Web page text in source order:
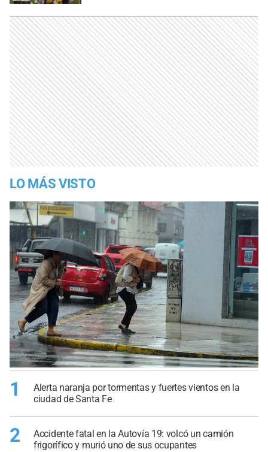
LO MÁS VISTO
1
Alerta naranja por tormentas y fuertes vientos en la
ciudad de Santa Fe
2
Accidente fatal en la Autovía 19: volcó un camión
frigorífico y murió uno de sus ocupantes